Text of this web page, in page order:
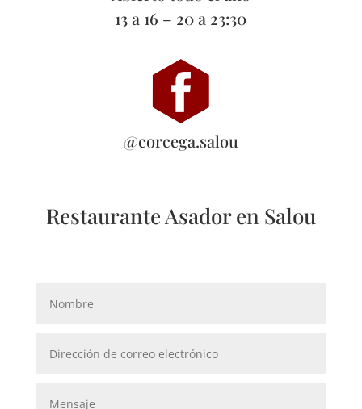
13 a 16 – 20 a 23:30
@corcega.salou
Restaurante Asador en Salou